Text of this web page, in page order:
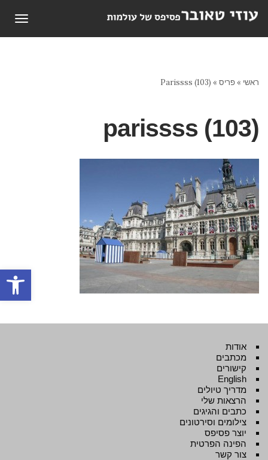
פתח
ראשי »פריס »
Parissss (103)
parissss (103)
אודות
מכתבים
קישורים
English
מדריך טיולים
הרצאות שלי
כתבים והגיגים
צילומים וסירטונים
יוצר פסיפס
הפינה הפרטית
צור קשר